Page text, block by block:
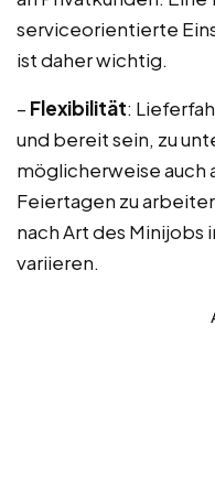
serviceorientierte
ist daher wichtig.
– Flexibilität:
und bereit sein, zu
möglicherweise auch
Feiertagen zu
nach Art des Minijobs
variieren.